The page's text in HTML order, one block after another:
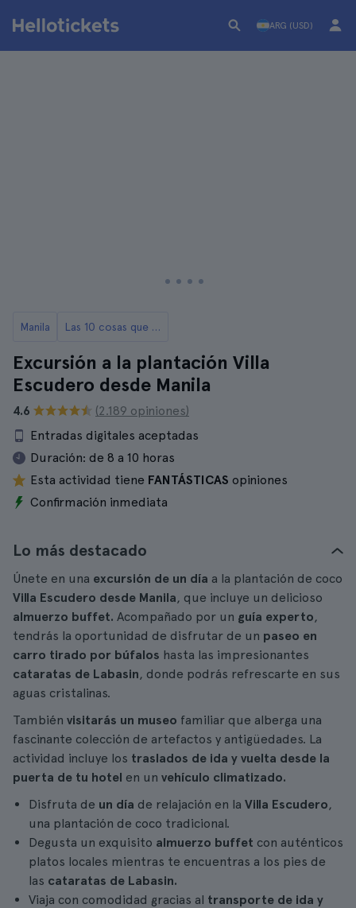
ARG (USD)
Manila Las 10 cosas que ver y hacer en Manila
Excursión a la plantación Villa
Escudero desde Manila
4.6
(2.189 opiniones)
Entradas digitales aceptadas
Duración: de 8 a 10 horas
Esta actividad tiene FANTÁSTICAS opiniones
Confirmación inmediata
Lo más destacado
Únete en una excursión de un día a la plantación de coco
Villa Escudero desde Manila, que incluye un delicioso
almuerzo buffet. Acompañado por un guía experto,
tendrás la oportunidad de disfrutar de un paseo en
carro tirado por búfalos hasta las impresionantes
cataratas de Labasin, donde podrás refrescarte en sus
aguas cristalinas.
También visitarás un museo familiar que alberga una
fascinante colección de artefactos y antigüedades. La
actividad incluye los traslados de ida y vuelta desde la
puerta de tu hotel en un vehículo climatizado.
Disfruta de un día de relajación en la Villa Escudero,
una plantación de coco tradicional.
Degusta un exquisito almuerzo buffet con auténticos
platos locales mientras te encuentras a los pies de
las cataratas de Labasin.
Viaja con comodidad gracias al transporte de ida y